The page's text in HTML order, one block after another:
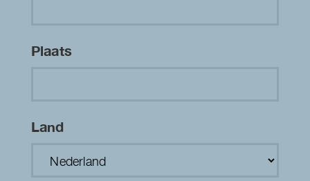
Plaats
Land